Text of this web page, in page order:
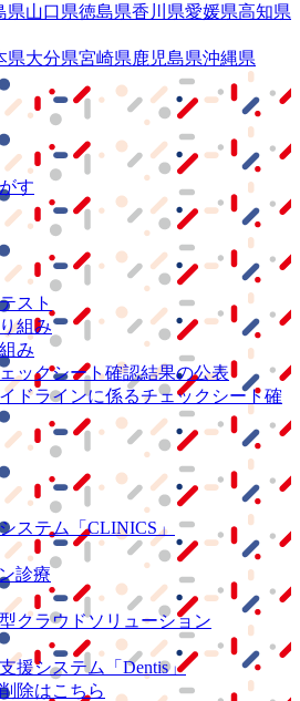
県山口県徳島県香川県愛媛県高知県
県大分県宮崎県鹿児島県沖縄県
す
スト
組み
み
ックシート確認結果の公表
ドラインに係るチェックシート確
ステム
「CLINICS」
診療
クラウドソリューション
支援システム
「Dentis」
除はこちら